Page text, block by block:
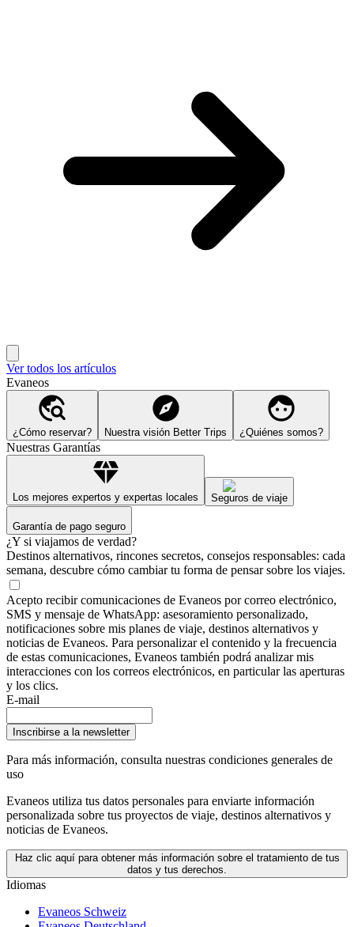
Ver todos los artículos
Evaneos
¿Cómo reservar? Nuestra visión Better Trips ¿Quiénes somos?
Nuestras Garantías
Los mejores expertos y expertas locales Seguros de viaje
Garantía de pago seguro
¿Y si viajamos de verdad?
Destinos alternativos, rincones secretos, consejos responsables: cada
semana, descubre cómo cambiar tu forma de pensar sobre los viajes.
Acepto recibir comunicaciones de Evaneos por correo electrónico,
SMS y mensaje de WhatsApp: asesoramiento personalizado,
notificaciones sobre mis planes de viaje, destinos alternativos y
noticias de Evaneos. Para personalizar el contenido y la frecuencia
de estas comunicaciones, Evaneos también podrá analizar mis
interacciones con los correos electrónicos, en particular las aperturas
y los clics.
E-mail
Inscribirse a la newsletter
Para más información, consulta nuestras condiciones generales de
uso
Evaneos utiliza tus datos personales para enviarte información
personalizada sobre tus proyectos de viaje, destinos alternativos y
noticias de Evaneos.
Haz clic aquí para obtener más información sobre el tratamiento de tus
datos y tus derechos.
Idiomas
Evaneos Schweiz